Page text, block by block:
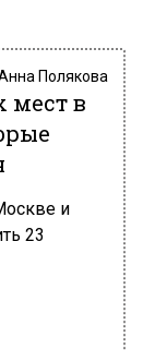
Полякова
мест в